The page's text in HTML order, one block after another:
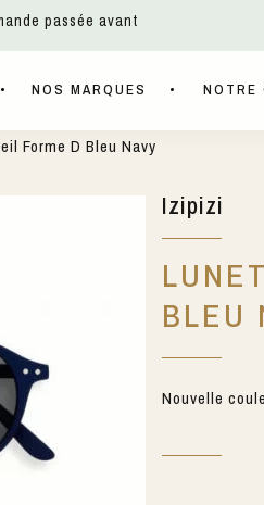
passée avant
NOS MARQUES NOTRE
Forme D Bleu Navy
Izipizi
BLEU
Nouvelle